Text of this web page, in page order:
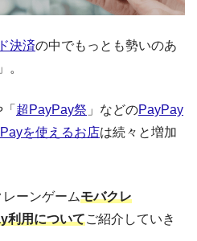
決済の中でもっとも勢いのあ
」。
超PayPay祭 」などのPayPay
を使えるお店は続々と増加
ーンゲームモバクレ
利用についてご紹介していき